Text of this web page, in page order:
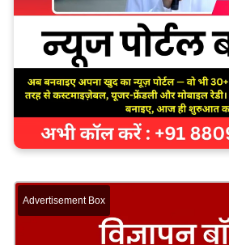
Advertisement Box